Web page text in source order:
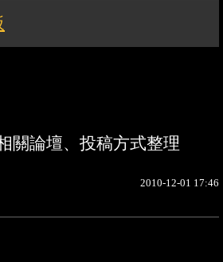
關論壇、投稿方式整理
2010-12-01 17:46